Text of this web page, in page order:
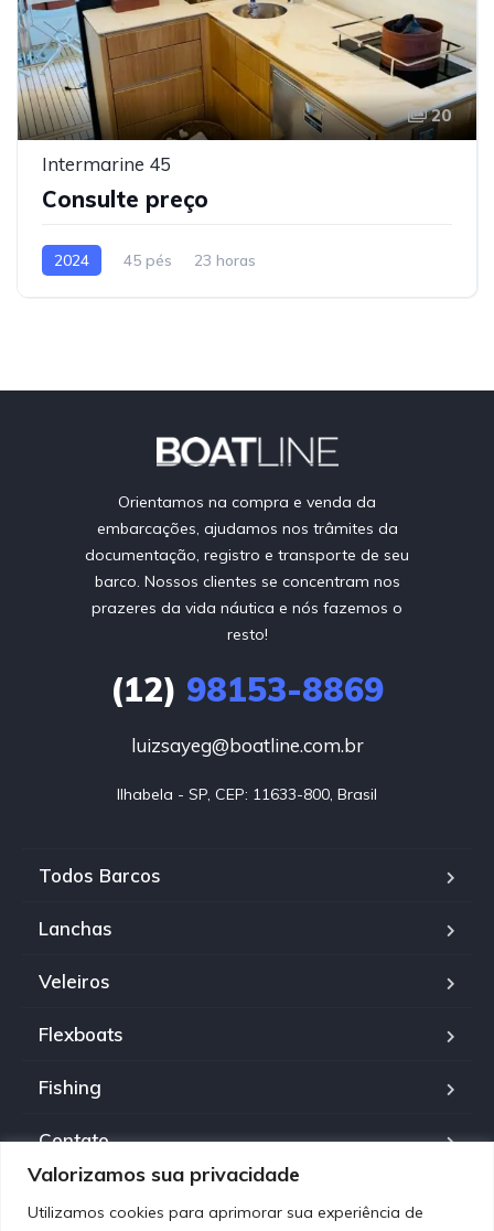
Valorizamos sua privacidade
Utilizamos cookies para aprimorar sua experiência de
20
Intermarine 45
Consulte preço
2024 45 pés 23 horas
Orientamos na compra e venda da
embarcações, ajudamos nos trâmites da
documentação, registro e transporte de seu
barco. Nossos clientes se concentram nos
prazeres da vida náutica e nós fazemos o
resto!
(12) 98153-8869
luizsayeg@boatline.com.br
Ilhabela - SP, CEP: 11633-800, Brasil
Todos Barcos
Lanchas
Veleiros
Flexboats
Fishing
Contato
Política de Privacidade